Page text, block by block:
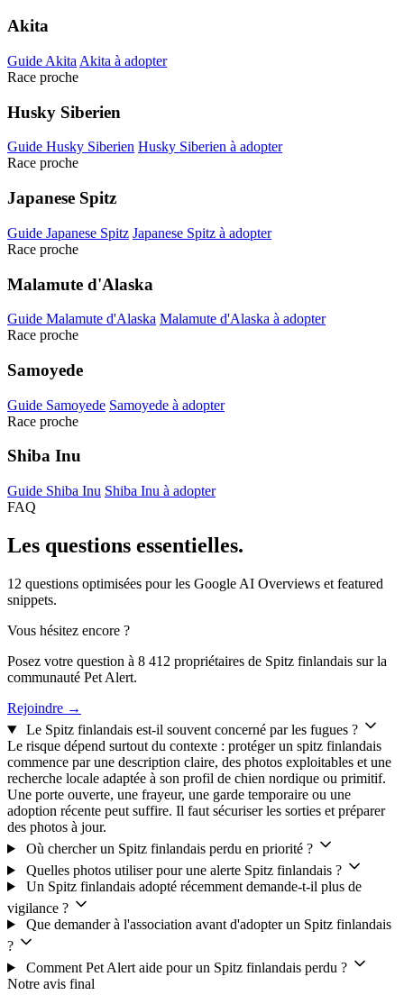
Akita
Guide Akita Akita à adopter
Race proche
Husky Siberien
Guide Husky Siberien Husky Siberien à adopter
Race proche
Japanese Spitz
Guide Japanese Spitz Japanese Spitz à adopter
Race proche
Malamute d'Alaska
Guide Malamute d'Alaska Malamute d'Alaska à adopter
Race proche
Samoyede
Guide Samoyede Samoyede à adopter
Race proche
Shiba Inu
Guide Shiba Inu Shiba Inu à adopter
FAQ
Les questions essentielles.
12 questions optimisées pour les Google AI Overviews et featured
snippets.
Vous hésitez encore ?
Posez votre question à 8 412 propriétaires de Spitz finlandais sur la
communauté Pet Alert.
Rejoindre →
Le Spitz finlandais est-il souvent concerné par les fugues ?
Le risque dépend surtout du contexte : protéger un spitz finlandais
commence par une description claire, des photos exploitables et une
recherche locale adaptée à son profil de chien nordique ou primitif.
Une porte ouverte, une frayeur, une garde temporaire ou une
adoption récente peut suffire. Il faut sécuriser les sorties et préparer
des photos à jour.
Où chercher un Spitz finlandais perdu en priorité ?
Quelles photos utiliser pour une alerte Spitz finlandais ?
Un Spitz finlandais adopté récemment demande-t-il plus de
vigilance ?
Que demander à l'association avant d'adopter un Spitz finlandais
?
Comment Pet Alert aide pour un Spitz finlandais perdu ?
Notre avis final